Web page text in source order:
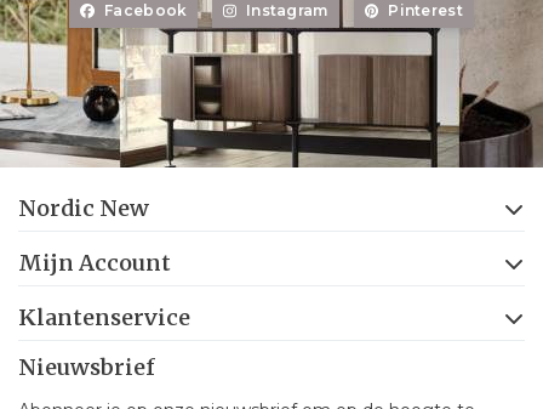
Facebook Instagram Pinterest
Nordic New
Mijn Account
Klantenservice
Nieuwsbrief